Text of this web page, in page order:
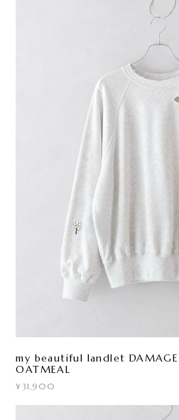
my beautiful landlet DAMAGE
OATMEAL
¥31,900